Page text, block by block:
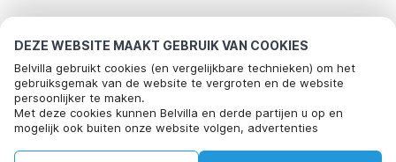
DEZE WEBSITE MAAKT GEBRUIK VAN COOKIES
Belvilla gebruikt cookies (en vergelijkbare technieken) om het
gebruiksgemak van de website te vergroten en de website
persoonlijker te maken.
Met deze cookies kunnen Belvilla en derde partijen u op en
mogelijk ook buiten onze website volgen, advertenties
social media.
Meest populaire bestemmingen voor
vakantie
Populaire voorzieningen voor vakantie in Kroatie
Vakantie appartementen
Vakantiehuis met barbecue
Toplanden met topvoorzieningen voor vakanties
Bel om te boeken